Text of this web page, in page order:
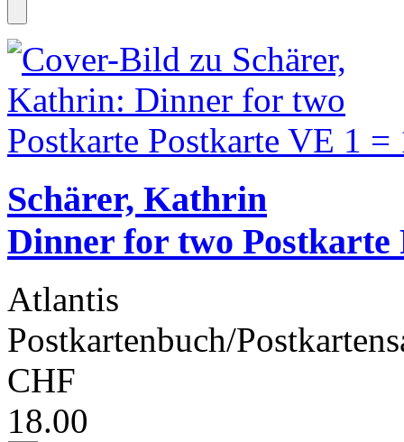
Schärer, Kathrin
Dinner for two Postkarte
Atlantis
Postkartenbuch/
CHF
18.00